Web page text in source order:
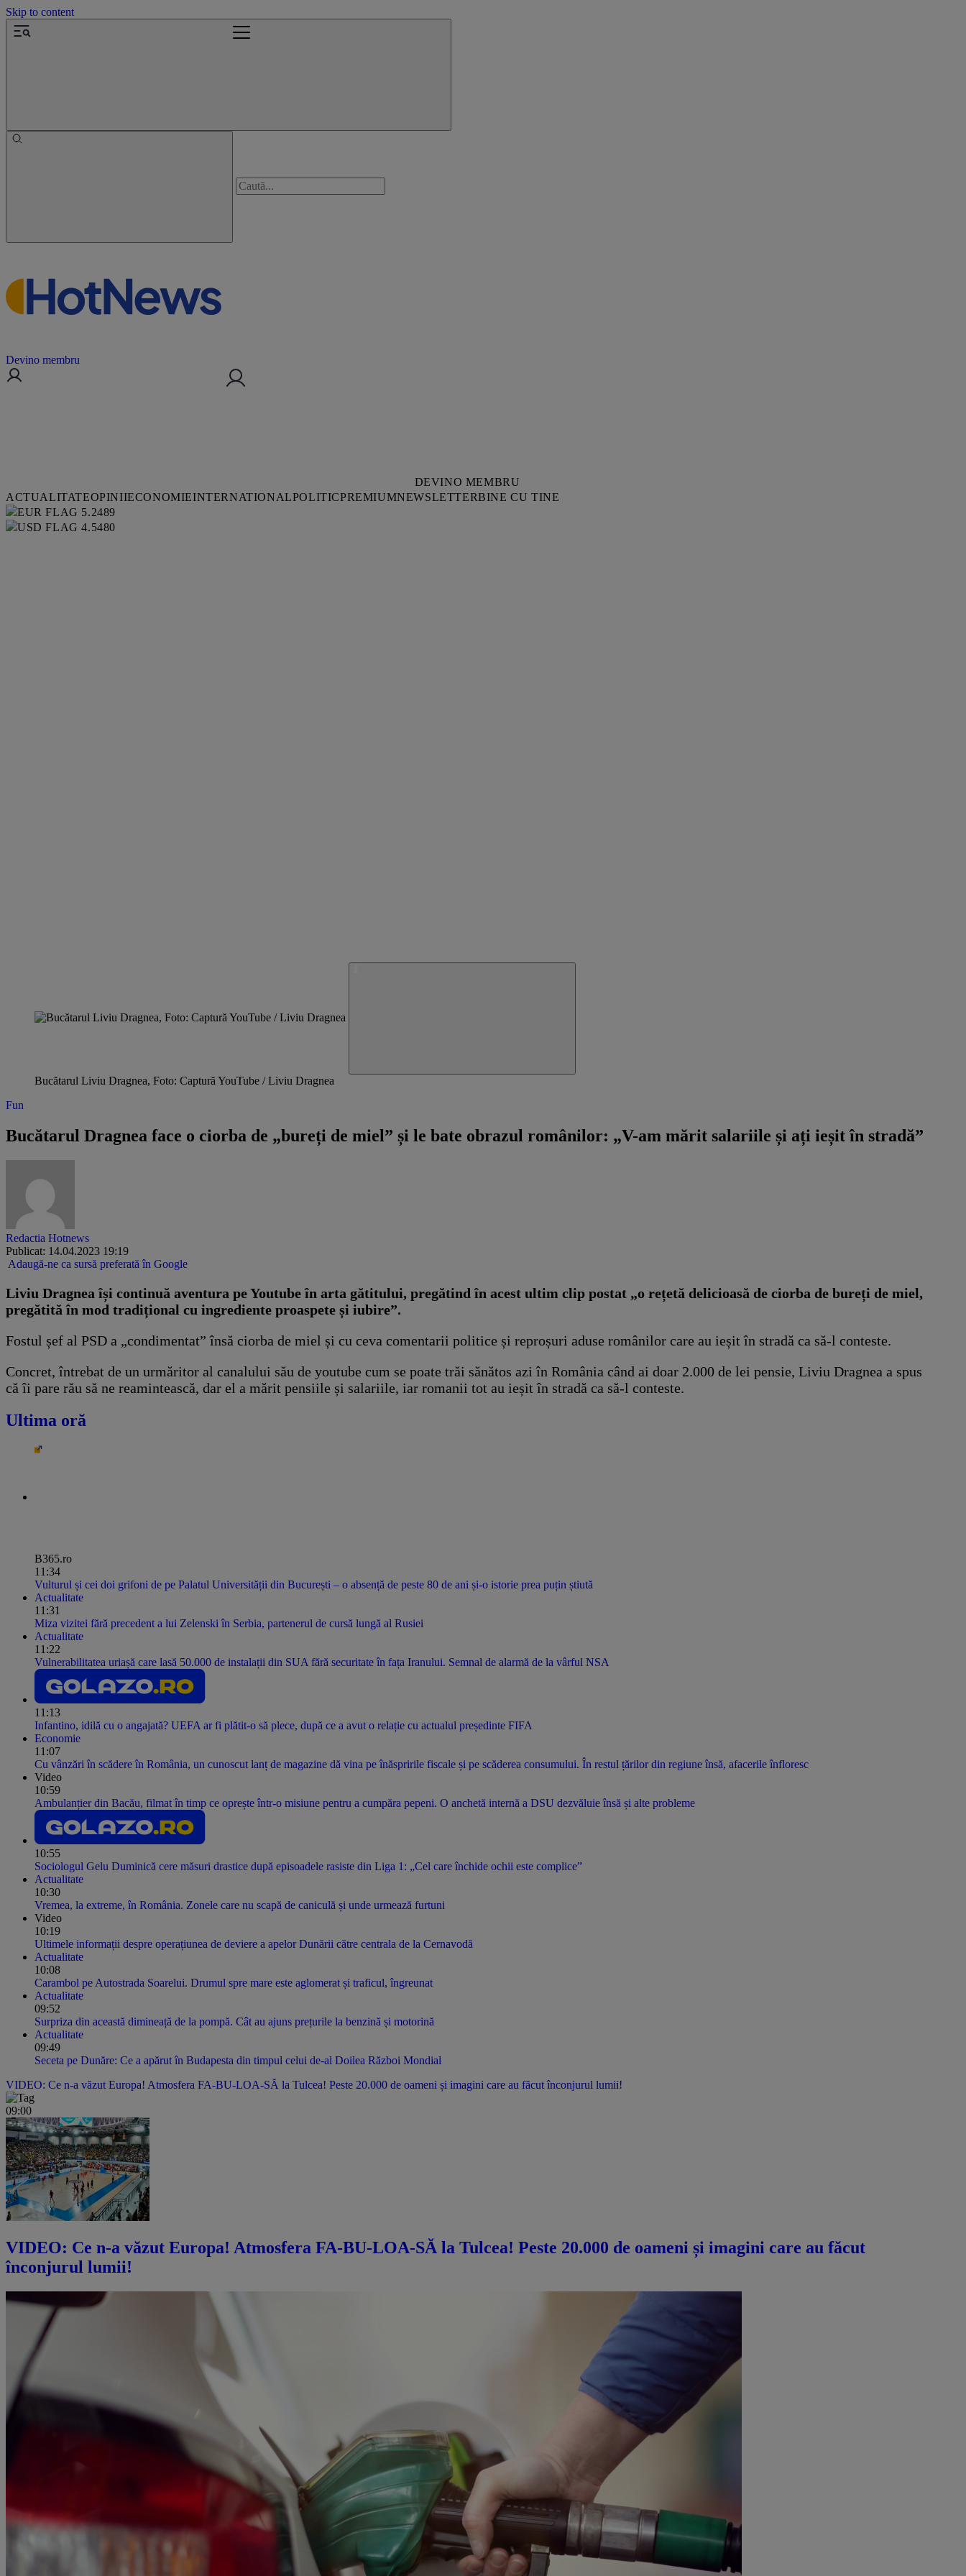
Skip to content
Devino membru
DEVINO MEMBRU
ACTUALITATEOPINIIECONOMIEINTERNATIONALPOLITICPREMIUMNEWSLETTERBINE CU TINE
5.2489
4.5480
Bucătarul Liviu Dragnea, Foto: Captură YouTube / Liviu Dragnea
Fun
Bucătarul Dragnea face o ciorba de „bureți de miel” și le bate obrazul românilor: „V-am mărit salariile și ați ieșit în stradă”
Redactia Hotnews
Publicat: 14.04.2023 19:19
Adaugă-ne ca sursă preferată în Google
Liviu Dragnea își continuă aventura pe Youtube în arta gătitului, pregătind în acest ultim clip postat „o rețetă delicioasă de ciorba de bureți de miel,
pregătită în mod tradițional cu ingrediente proaspete și iubire”.
Fostul șef al PSD a „condimentat” însă ciorba de miel și cu ceva comentarii politice și reproșuri aduse românilor care au ieșit în stradă ca să-l conteste.
Concret, întrebat de un urmăritor al canalului său de youtube cum se poate trăi sănătos azi în România când ai doar 2.000 de lei pensie, Liviu Dragnea a spus
că îi pare rău să ne reamintească, dar el a mărit pensiile și salariile, iar romanii tot au ieșit în stradă ca să-l conteste.
Ultima oră
B365.ro
11:34
Vulturul și cei doi grifoni de pe Palatul Universității din București – o absență de peste 80 de ani și-o istorie prea puțin știută
Actualitate
11:31
Miza vizitei fără precedent a lui Zelenski în Serbia, partenerul de cursă lungă al Rusiei
Actualitate
11:22
Vulnerabilitatea uriașă care lasă 50.000 de instalații din SUA fără securitate în fața Iranului. Semnal de alarmă de la vârful NSA
11:13
Infantino, idilă cu o angajată? UEFA ar fi plătit-o să plece, după ce a avut o relație cu actualul președinte FIFA
Economie
11:07
Cu vânzări în scădere în România, un cunoscut lanț de magazine dă vina pe înăspririle fiscale și pe scăderea consumului. În restul țărilor din regiune însă, afacerile înfloresc
Video
10:59
Ambulanțier din Bacău, filmat în timp ce oprește într-o misiune pentru a cumpăra pepeni. O anchetă internă a DSU dezvăluie însă și alte probleme
10:55
Sociologul Gelu Duminică cere măsuri drastice după episoadele rasiste din Liga 1: „Cel care închide ochii este complice”
Actualitate
10:30
Vremea, la extreme, în România. Zonele care nu scapă de caniculă și unde urmează furtuni
Video
10:19
Ultimele informații despre operațiunea de deviere a apelor Dunării către centrala de la Cernavodă
Actualitate
10:08
Carambol pe Autostrada Soarelui. Drumul spre mare este aglomerat și traficul, îngreunat
Actualitate
09:52
Surpriza din această dimineață de la pompă. Cât au ajuns prețurile la benzină și motorină
Actualitate
09:49
Seceta pe Dunăre: Ce a apărut în Budapesta din timpul celui de-al Doilea Război Mondial
VIDEO: Ce n-a văzut Europa! Atmosfera FA-BU-LOA-SĂ la Tulcea! Peste 20.000 de oameni și imagini care au făcut înconjurul lumii!
09:00
VIDEO: Ce n-a văzut Europa! Atmosfera FA-BU-LOA-SĂ la Tulcea! Peste 20.000 de oameni și imagini care au făcut
înconjurul lumii!